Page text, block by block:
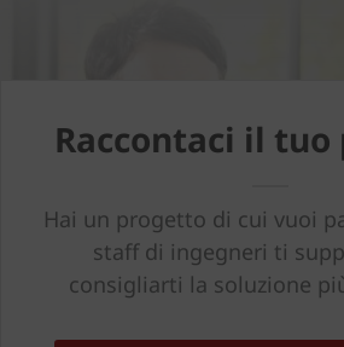
Raccontaci il
Hai un progetto di cui vuoi
staff di ingegneri ti
consigliarti la soluzione